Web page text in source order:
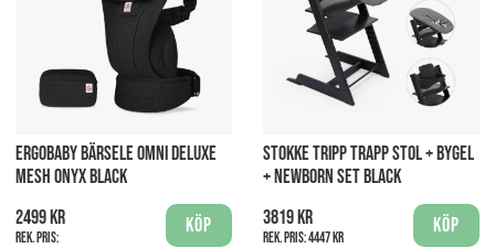
ERGOBABY BÄRSELE OMNI DELUXE
MESH ONYX BLACK
2499 kr
Rek. pris:
Köp
STOKKE TRIPP TRAPP STOL + BYGEL
+ NEWBORN SET BLACK
3819 kr
Rek. pris:4447 kr
Köp